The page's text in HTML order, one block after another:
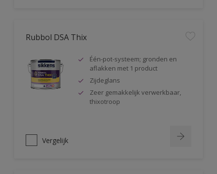
Rubbol DSA Thix
Één-pot-systeem; gronden en
aflakken met 1 product
Zijdeglans
Zeer gemakkelijk verwerkbaar,
thixotroop
Vergelijk